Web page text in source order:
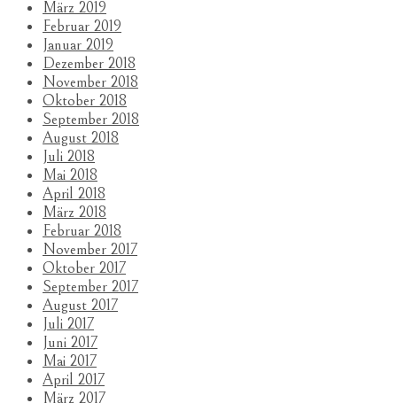
März 2019
Februar 2019
Januar 2019
Dezember 2018
November 2018
Oktober 2018
September 2018
August 2018
Juli 2018
Mai 2018
April 2018
März 2018
Februar 2018
November 2017
Oktober 2017
September 2017
August 2017
Juli 2017
Juni 2017
Mai 2017
April 2017
März 2017